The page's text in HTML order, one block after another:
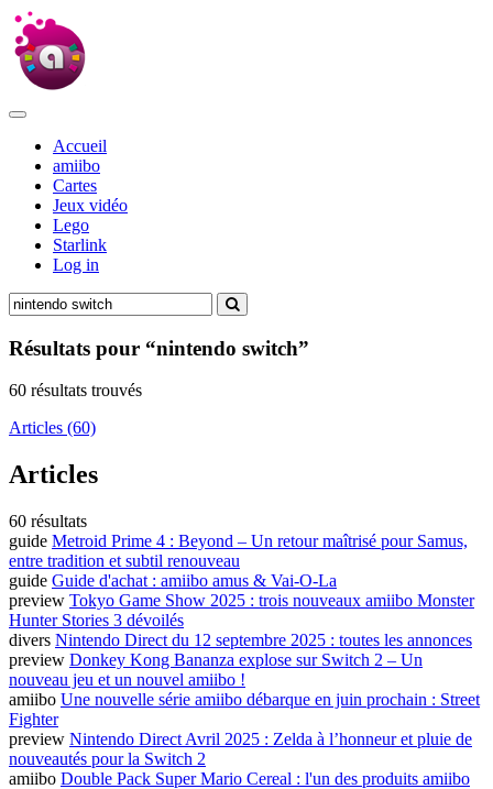
Accueil
amiibo
Cartes
Jeux vidéo
Lego
Starlink
Log in
Résultats pour “nintendo switch”
60 résultats trouvés
Articles (60)
Articles
60 résultats
guide Metroid Prime 4 : Beyond – Un retour maîtrisé pour Samus,
entre tradition et subtil renouveau
guide Guide d'achat : amiibo amus & Vai-O-La
preview Tokyo Game Show 2025 : trois nouveaux amiibo Monster
Hunter Stories 3 dévoilés
divers Nintendo Direct du 12 septembre 2025 : toutes les annonces
preview Donkey Kong Bananza explose sur Switch 2 – Un
nouveau jeu et un nouvel amiibo !
amiibo Une nouvelle série amiibo débarque en juin prochain : Street
Fighter
preview Nintendo Direct Avril 2025 : Zelda à l’honneur et pluie de
nouveautés pour la Switch 2
amiibo Double Pack Super Mario Cereal : l'un des produits amiibo